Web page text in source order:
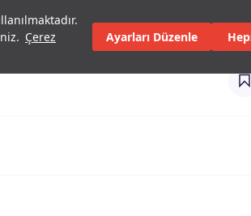
Çerez
Ayarları Düzenle
Yetkili Servisler ve HizmetlerMağazalar